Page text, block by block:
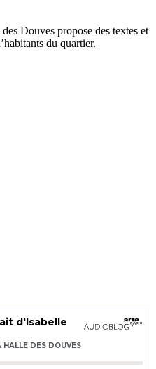
Douves propose des textes et
du quartier.